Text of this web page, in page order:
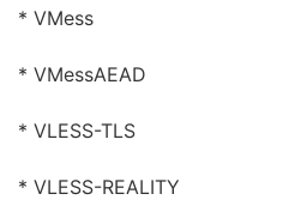
* VMess
* VMessAEAD
* VLESS-TLS
* VLESS-REALITY